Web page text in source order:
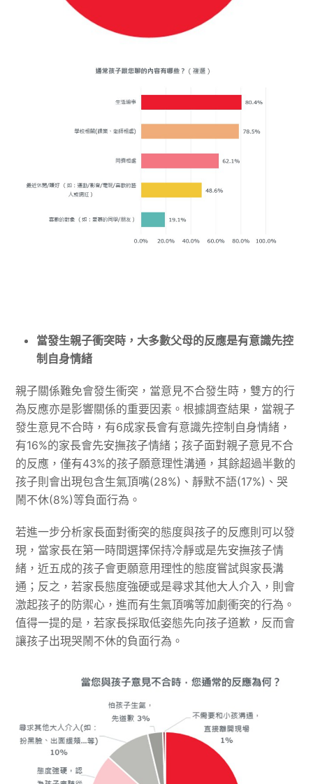
當發生親子衝突時，大多數父母的反應是有意識先控
制自身情緒
親子關係難免會發生衝突，當意見不合發生時，雙方的行
為反應亦是影響關係的重要因素。根據調查結果，當親子
發生意見不合時，有6成家長會有意識先控制自身情緒，
有16%的家長會先安撫孩子情緒；孩子面對親子意見不合
的反應，僅有43%的孩子願意理性溝通，其餘超過半數的
孩子則會出現包含生氣頂嘴(28%)、靜默不語(17%)、哭
鬧不休(8%)等負面行為。
若進一步分析家長面對衝突的態度與孩子的反應則可以發
現，當家長在第一時間選擇保持冷靜或是先安撫孩子情
緒，近五成的孩子會更願意用理性的態度嘗試與家長溝
通；反之，若家長態度強硬或是尋求其他大人介入，則會
激起孩子的防禦心，進而有生氣頂嘴等加劇衝突的行為。
值得一提的是，若家長採取低姿態先向孩子道歉，反而會
讓孩子出現哭鬧不休的負面行為。